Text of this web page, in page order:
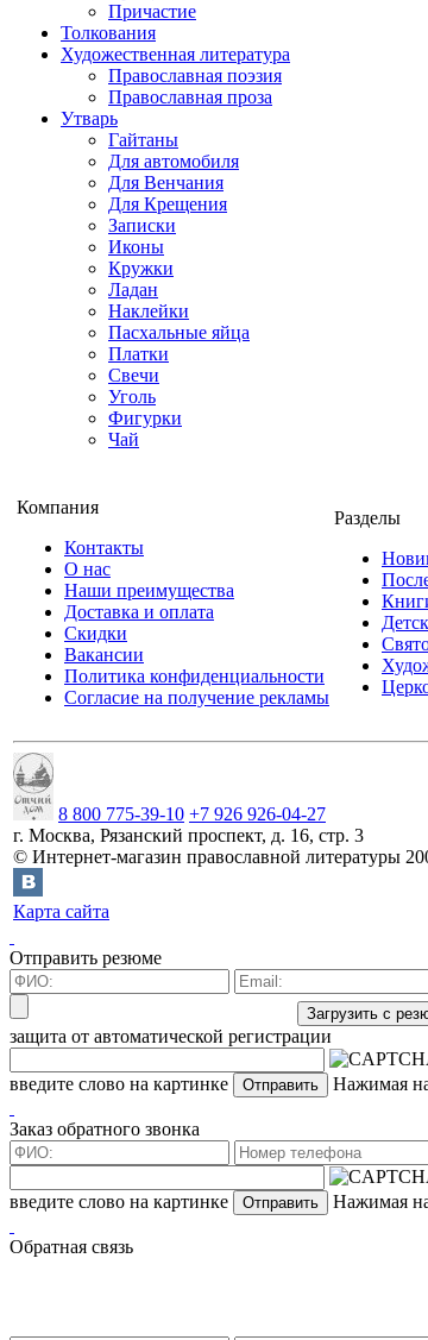
Причастие
Толкования
Художественная литература
Православная поэзия
Православная проза
Утварь
Гайтаны
Для автомобиля
Для Венчания
Для Крещения
Записки
Иконы
Кружки
Ладан
Наклейки
Пасхальные яйца
Платки
Свечи
Уголь
Фигурки
Чай
Компания
Контакты
О нас
Наши преимущества
Доставка и оплата
Скидки
Вакансии
Политика конфиденциальности
Согласие на получение рекламы
Разделы
8 800 775-39-10 +7 926 926-04-27
г. Москва, Рязанский проспект, д. 16, стр. 3
© Интернет-магазин православной литературы
Карта сайта
Отправить резюме
защита от автоматической регистрации
введите слово на картинке Нажимая
Заказ обратного звонка
введите слово на картинке Нажимая
Обратная связь